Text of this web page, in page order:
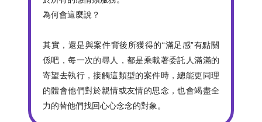
為何會這麼說？
其實，還是與案件背後所獲得的“滿足感”有點關
係吧，每一次的尋人，都是乘載著委託人滿滿的
寄望去執行，接觸這類型的案件時，總能更同理
的體會他們對於親情或友情的思念，也會竭盡全
力的替他們找回心心念念的對象。